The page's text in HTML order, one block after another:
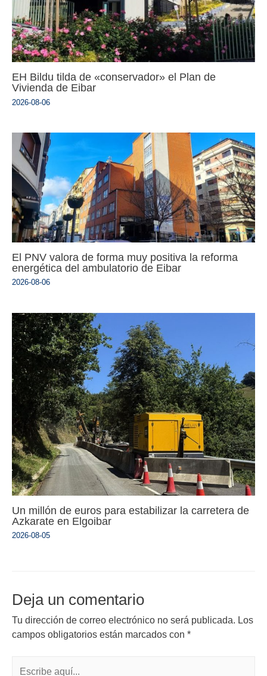
EH Bildu tilda de «conservador» el Plan de
Vivienda de Eibar
2026-08-06
El PNV valora de forma muy positiva la reforma
energética del ambulatorio de Eibar
2026-08-06
Un millón de euros para estabilizar la carretera de
Azkarate en Elgoibar
2026-08-05
Deja un comentario
Tu dirección de correo electrónico no será publicada. Los
campos obligatorios están marcados con *